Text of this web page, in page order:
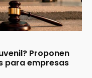
Proponen
para empresas